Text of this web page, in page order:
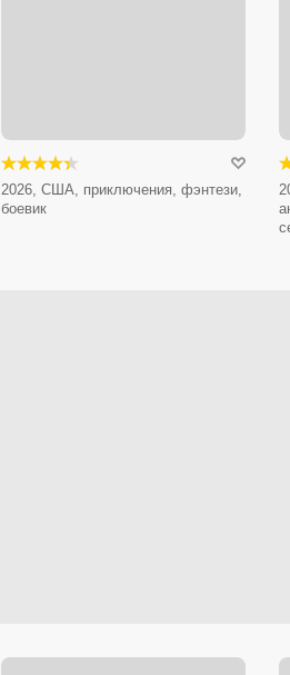
2026, США, приключения, фэнтези,
боевик